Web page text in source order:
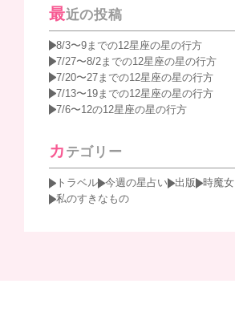
最近の投稿
8/3〜9までの12星座の星の行方
7/27〜8/2までの12星座の星の行方
7/20〜27までの12星座の星の行方
7/13〜19までの12星座の星の行方
7/6〜12の12星座の星の行方
カ テゴリー
トラベル 今週の星占い 出版
時魔女
私のすきなもの